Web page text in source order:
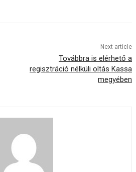
Next article
Továbbra is elérhető a
regisztráció nélküli oltás Kassa
megyében